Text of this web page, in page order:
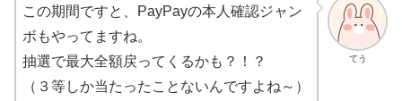
てう
この期間ですと、PayPayの本人確認ジャン
ボもやってますね。
抽選で最大全額戻ってくるかも？！？
（３等しか当たったことないんですよね～）